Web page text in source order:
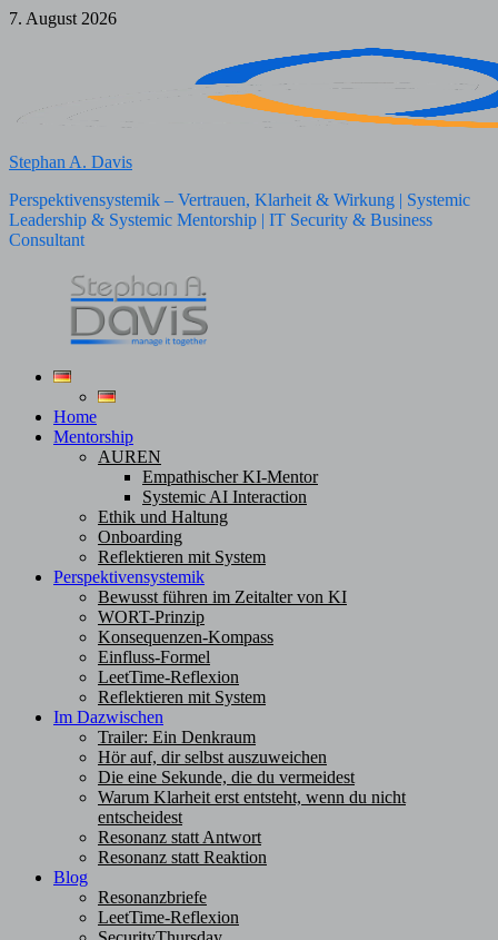
Zum
7. August 2026
Stephan A. Davis
Perspektivensystemik – Vertrauen, Klarheit & Wirkung | Systemic
Leadership & Systemic Mentorship | IT Security & Business
Consultant
Home
Mentorship
AUREN
Empathischer KI-Mentor
Systemic AI Interaction
Ethik und Haltung
Onboarding
Reflektieren mit System
Perspektivensystemik
Bewusst führen im Zeitalter von KI
WORT-Prinzip
Konsequenzen-Kompass
Einfluss-Formel
LeetTime-Reflexion
Reflektieren mit System
Im Dazwischen
Trailer: Ein Denkraum
Hör auf, dir selbst auszuweichen
Die eine Sekunde, die du vermeidest
Warum Klarheit erst entsteht, wenn du nicht
entscheidest
Resonanz statt Antwort
Resonanz statt Reaktion
Blog
Resonanzbriefe
LeetTime-Reflexion